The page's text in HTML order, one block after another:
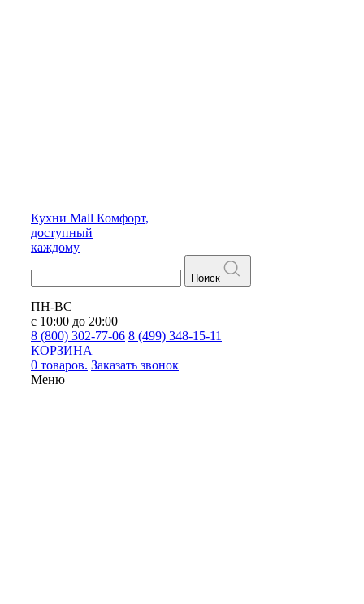
Кухни Mall Комфорт,
доступный
каждому
Поиск
ПН-ВС
с 10:00 до 20:00
8 (800) 302-77-06 8 (499) 348-15-11
КОРЗИНА
0 товаров. Заказать звонок
Меню